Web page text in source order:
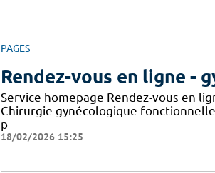
PAGES
Rendez-vous en ligne -
Service homepage Rendez-vous en
Chirurgie gynécologique
p
18/02/2026 15:25